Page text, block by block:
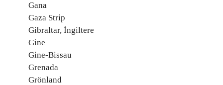
Gana
Gaza Strip
Gibraltar, İngiltere
Gine
Gine-Bissau
Grenada
Grönland